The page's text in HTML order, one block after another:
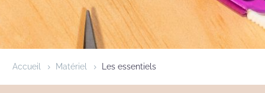
Accueil Matériel Les essentiels